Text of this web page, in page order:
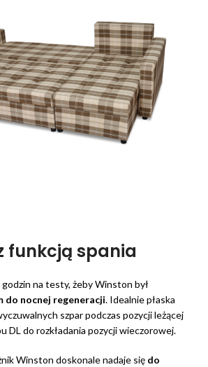
funkcją spania
na testy, żeby Winston był
do nocnej regeneracji. Idealnie płaska
szpar podczas pozycji leżącej
DL do rozkładania pozycji wieczorowej.
Winston doskonale nadaje się do